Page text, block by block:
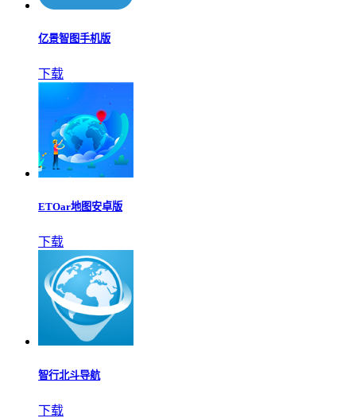
亿景智图手机版
下载
ETOar地图安卓版
下载
智行北斗导航
下载